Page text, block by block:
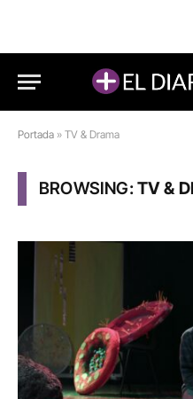
Portada » TV & Drama
BROWSING:TV &